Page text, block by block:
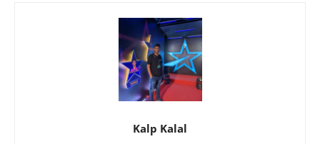
Kalp Kalal